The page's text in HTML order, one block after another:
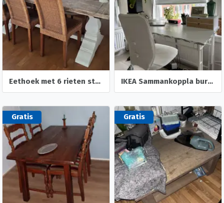
Eethoek met 6 rieten stoelen IKEA Sammankoppla bureau + stoel en lamp
Gratis Gratis